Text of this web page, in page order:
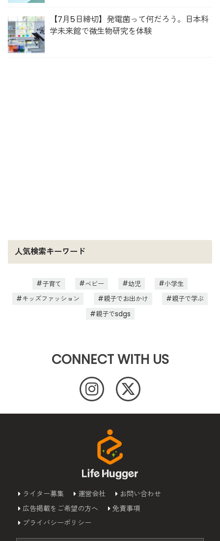
【7月5日締切】発電菌って何だろう。日本科
学未来館で微生物研究を体験
人気検索キーワード
子育て ベビー 幼児
小学生
キッズファッション
親子でお出かけ
親子で学ぶ
親子でsdgs
CONNECT WITH US
ライター募集 運営会社
お問い合わせ
広告掲載をご希望の方へ
免責事項
プライバシーポリシー